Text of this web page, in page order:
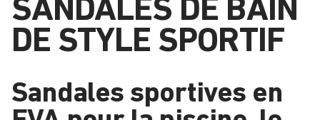
SANDALES DE BAIN
DE STYLE SPORTIF
Sandales sportives en